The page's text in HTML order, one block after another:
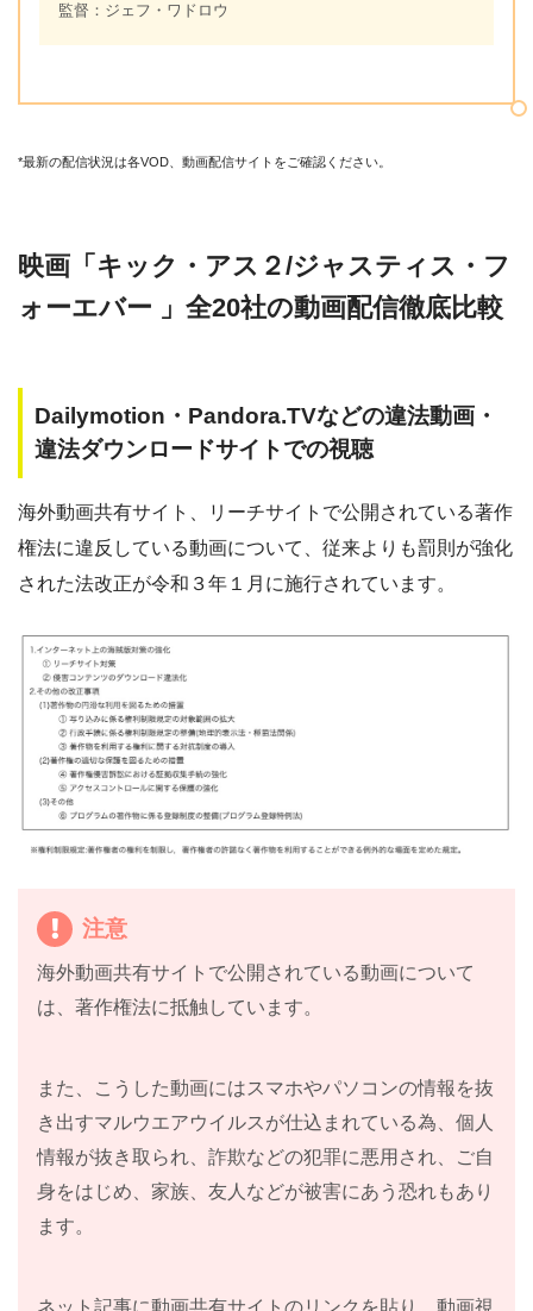
監督：ジェフ・ワドロウ
*最新の配信状況は各VOD、動画配信サイトをご確認ください。
映画「キック・アス２/ジャスティス・フ
ォーエバー 」全20社の動画配信徹底比較
Dailymotion・Pandora.TVなどの違法動画・
違法ダウンロードサイトでの視聴
海外動画共有サイト、リーチサイトで公開されている著作
権法に違反している動画について、従来よりも罰則が強化
された法改正が令和３年１月に施行されています。
注意
海外動画共有サイトで公開されている動画について
は、著作権法に抵触しています。
また、こうした動画にはスマホやパソコンの情報を抜
き出すマルウエアウイルスが仕込まれている為、個人
情報が抜き取られ、詐欺などの犯罪に悪用され、ご自
身をはじめ、家族、友人などが被害にあう恐れもあり
ます。
ネット記事に動画共有サイトのリンクを貼り、動画視